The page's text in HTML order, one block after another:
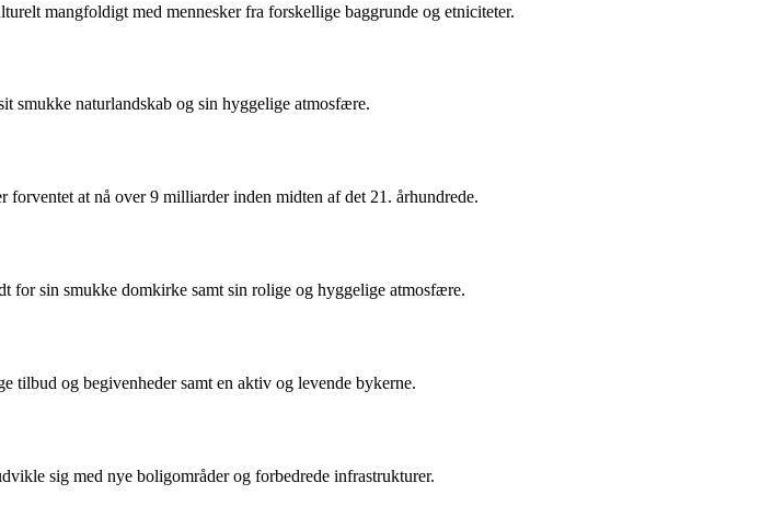
mangfoldigt med mennesker fra forskellige baggrunde og etniciteter.
smukke naturlandskab og sin hyggelige atmosfære.
at nå over 9 milliarder inden midten af det 21. århundrede.
for sin smukke domkirke samt sin rolige og hyggelige atmosfære.
tilbud og begivenheder samt en aktiv og levende bykerne.
sig med nye boligområder og forbedrede infrastrukturer.